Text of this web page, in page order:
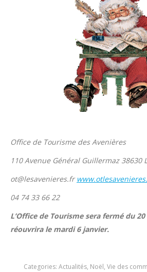
Office de Tourisme des Avenières
110 Avenue Général Guillermaz 38630
ot@lesavenieres.fr
04 74 33 66 22
L’Office de Tourisme sera fermé du
réouvrira le mardi 6 janvier.
Categories: Actualités, Noël, Vie des